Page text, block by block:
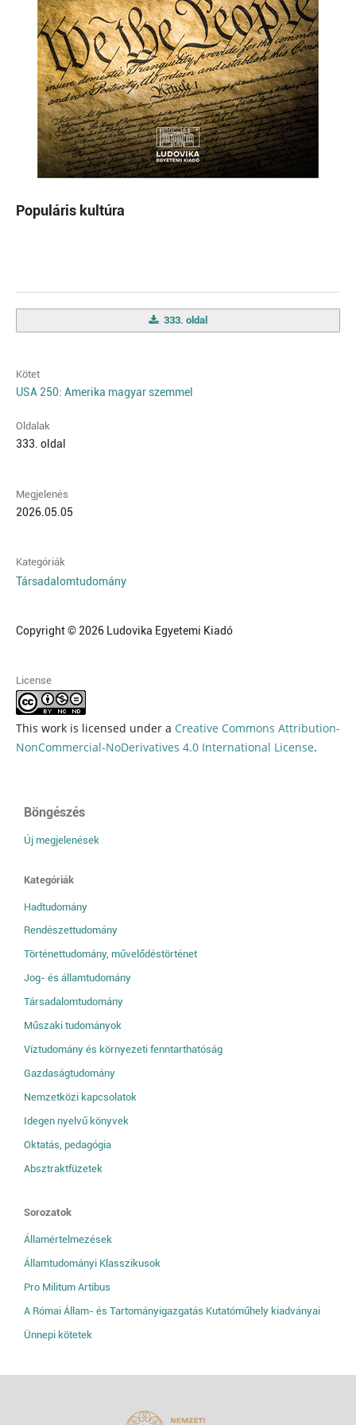
Populáris kultúra
333. oldal
Kötet
USA 250: Amerika magyar szemmel
Oldalak
333. oldal
Megjelenés
2026.05.05
Kategóriák
Társadalomtudomány
Copyright © 2026 Ludovika Egyetemi Kiadó
License
This work is licensed under a Creative Commons Attribution-
NonCommercial-NoDerivatives 4.0 International License.
Böngészés
Új megjelenések
Kategóriák
Hadtudomány
Rendészettudomány
Történettudomány, művelődéstörténet
Jog- és államtudomány
Társadalomtudomány
Műszaki tudományok
Víztudomány és környezeti fenntarthatóság
Gazdaságtudomány
Nemzetközi kapcsolatok
Idegen nyelvű könyvek
Oktatás, pedagógia
Absztraktfüzetek
Sorozatok
Államértelmezések
Államtudományi Klasszikusok
Pro Militum Artibus
A Római Állam- és Tartományigazgatás Kutatóműhely kiadványai
Ünnepi kötetek